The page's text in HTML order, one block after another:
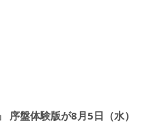
序盤体験版が8月5日（水）